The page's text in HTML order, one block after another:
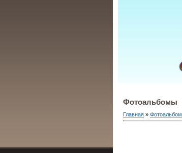
Фотоальбомы
Главная » Фотоальбом